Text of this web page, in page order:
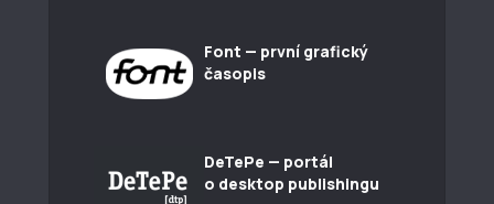
Font — první grafický
časopis
DeTePe — portál
o desktop publishingu